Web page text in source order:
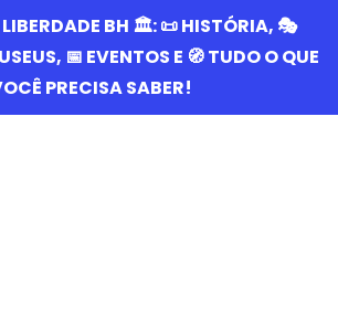
BH 🏛️: 📜 HISTÓRIA, 🎭
📅 EVENTOS E 🧭 TUDO O QUE
PRECISA SABER!